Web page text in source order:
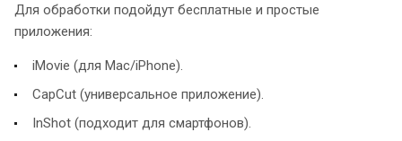
Для обработки подойдут бесплатные и простые
приложения:
iMovie (для Mac/iPhone).
CapCut (универсальное приложение).
InShot (подходит для смартфонов).